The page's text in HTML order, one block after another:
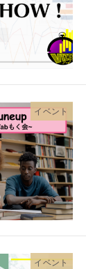
イベント
イベント